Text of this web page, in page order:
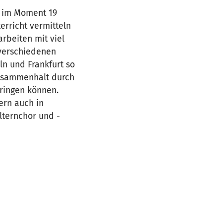
Moment 19
vermitteln
mit viel
und Frankfurt so
durch
können.
auch in
und -